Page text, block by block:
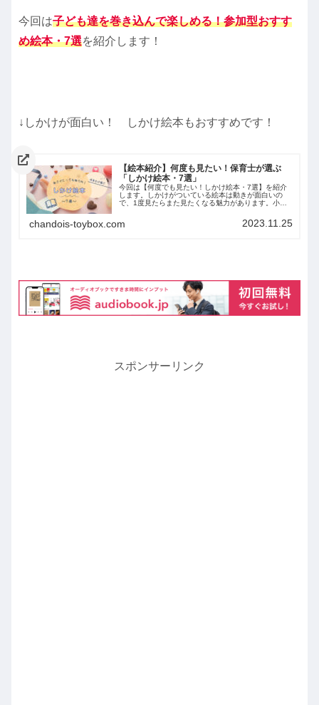
今回は子ども達を巻き込んで楽しめる！参加型おすす
め絵本・7選を紹介します！
↓しかけが面白い！ しかけ絵本もおすすめです！
【絵本紹介】何度も見たい！保育士が選ぶ
「しかけ絵本・7選」
今回は【何度でも見たい！しかけ絵本・7選】を紹介
します。しかけがついている絵本は動きが面白いの
で、1度見たらまた見たくなる魅力があります。小さ
chandois-toybox.com 2023.11.25
スポンサーリンク